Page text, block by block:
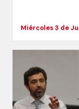
Miércoles 3 de